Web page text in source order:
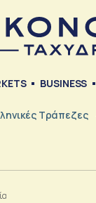
BUSINESS
Τράπεζες